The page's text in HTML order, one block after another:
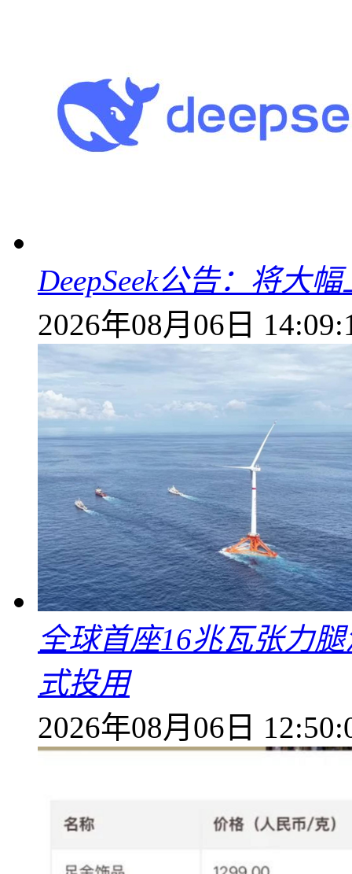
DeepSeek公告：将大
2026年08月06日
全球首座16兆瓦张力
式投用
2026年08月06日